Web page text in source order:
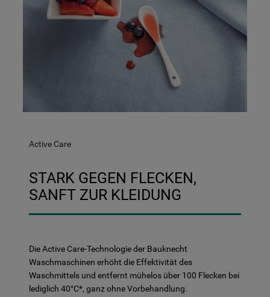
Active Care
STARK GEGEN FLECKEN,
SANFT ZUR KLEIDUNG
Die Active Care-Technologie der Bauknecht
Waschmaschinen erhöht die Effektivität des
Waschmittels und entfernt mühelos über 100 Flecken bei
lediglich 40°C*, ganz ohne Vorbehandlung.